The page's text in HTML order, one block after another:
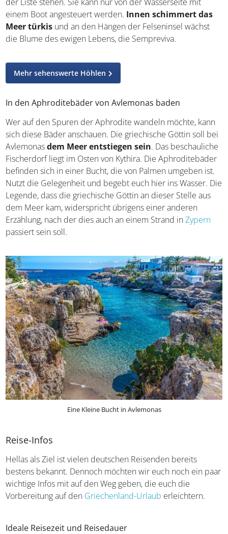
einem Boot angesteuert werden. Innen schimmert das
Meer türkis und an den Hängen der Felseninsel wächst
die Blume des ewigen Lebens, die Sempreviva.
Mehr sehenswerte Höhlen
In den Aphroditebäder von Avlemonas baden
Wer auf den Spuren der Aphrodite wandeln möchte, kann
sich diese Bäder anschauen. Die griechische Göttin soll bei
Avlemonasdem Meer entstiegen sein. Das beschauliche
Fischerdorf liegt im Osten von Kythira. Die Aphroditebäder
befinden sich in einer Bucht, die von Palmen umgeben ist.
Nutzt die Gelegenheit und begebt euch hier ins Wasser. Die
Legende, dass die griechische Göttin an dieser Stelle aus
dem Meer kam, widerspricht übrigens einer anderen
Erzählung, nach der dies auch an einem Strand inZypern
passiert sein soll.
Eine Kleine Bucht in Avlemonas
Reise-Infos
Hellas als Ziel ist vielen deutschen Reisenden bereits
bestens bekannt. Dennoch möchten wir euch noch ein paar
wichtige Infos mit auf den Weg geben, die euch die
Vorbereitung auf den Griechenland-Urlaub erleichtern.
Ideale Reisezeit und Reisedauer